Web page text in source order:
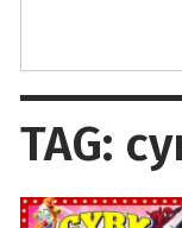
TAG: